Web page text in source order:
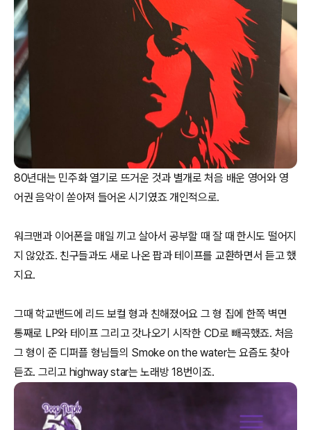
80년대는 민주화 열기로 뜨거운 것과 별개로 처음 배운 영어와 영
어권 음악이 쏟아져 들어온 시기였죠 개인적으로.
워크맨과 이어폰을 매일 끼고 살아서 공부할 때 잘 때 한시도 떨어지
지 않았죠. 친구들과도 새로 나온 팝과 테이프를 교환하면서 듣고 했
지요.
그때 학교밴드에 리드 보컬 형과 친해졌어요 그 형 집에 한쪽 벽면
통째로 LP와 테이프 그리고 갓나오기 시작한 CD로 빼곡했죠. 처음
그 형이 준 디퍼플 형님들의 Smoke on the water는 요즘도 찾아